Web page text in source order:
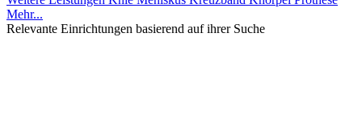
Mehr...
Relevante Einrichtungen basierend auf ihrer Suche